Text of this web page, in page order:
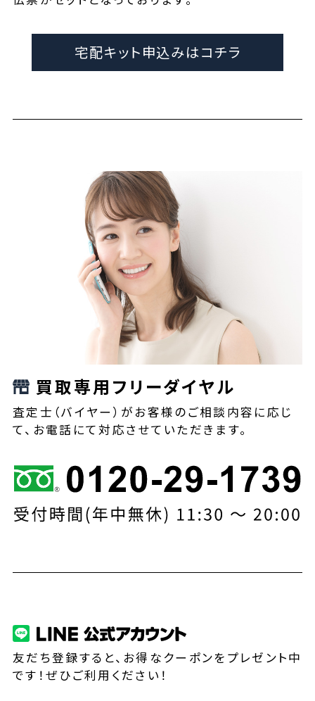
宅配キット申込みはコチラ
買取専用フリーダイヤル
査定士（バイヤー）がお客様のご相談内容に応じ
て、お電話にて対応させていただきます。
友だち登録すると、お得なクーポンをプレゼント中
です！ぜひご利用ください！